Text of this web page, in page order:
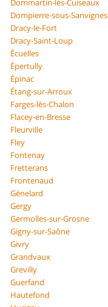
Dompierre-sous-Sanvignes
Dracy-le-Fort
Dracy-Saint-Loup
Écuelles
Épertully
Épinac
Étang-sur-Arroux
Farges-lès-Chalon
Flacey-en-Bresse
Fleurville
Fley
Fontenay
Fretterans
Frontenaud
Génelard
Gergy
Germolles-sur-Grosne
Gigny-sur-Saône
Givry
Grandvaux
Grevilly
Guerfand
Hautefond